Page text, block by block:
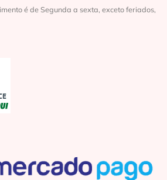
é de Segunda a sexta, exceto feriados,